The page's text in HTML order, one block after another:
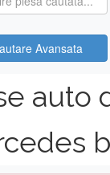
Avansata
auto